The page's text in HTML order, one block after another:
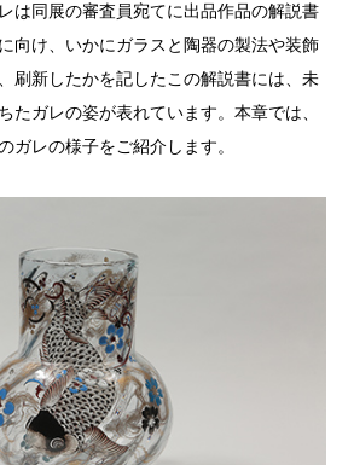
は同展の審査員宛てに出品作品の解説書
向け、いかにガラスと陶器の製法や装飾
刷新したかを記したこの解説書には、未
たガレの姿が表れています。本章では、
ガレの様子をご紹介します。